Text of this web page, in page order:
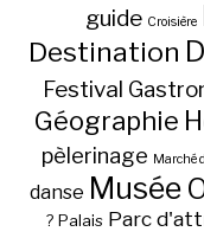
guide Croisière
Destination
Festival
Géographie
pèlerinage Marché
danse Musée
? Palais Parc